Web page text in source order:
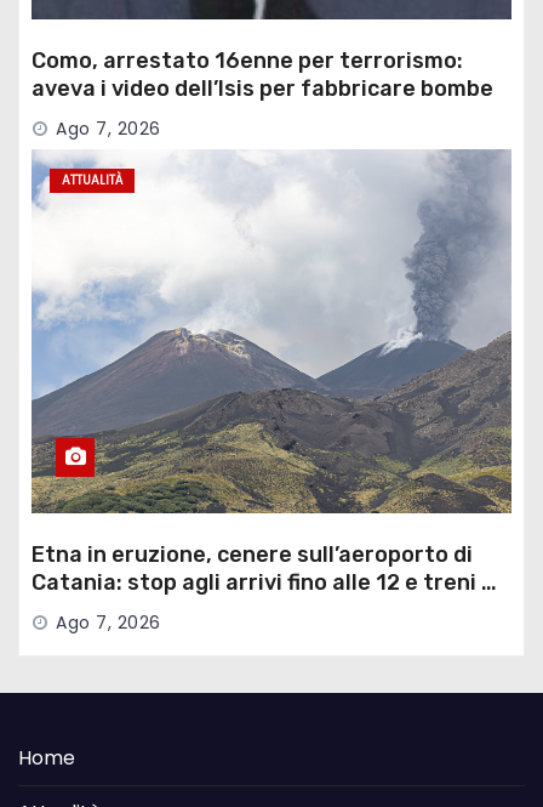
Como, arrestato 16enne per terrorismo:
aveva i video dell’Isis per fabbricare bombe
Ago 7, 2026
ATTUALITÀ
Etna in eruzione, cenere sull’aeroporto di
Catania: stop agli arrivi fino alle 12 e treni …
Ago 7, 2026
Home